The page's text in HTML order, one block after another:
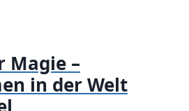
Magie –
in der Welt